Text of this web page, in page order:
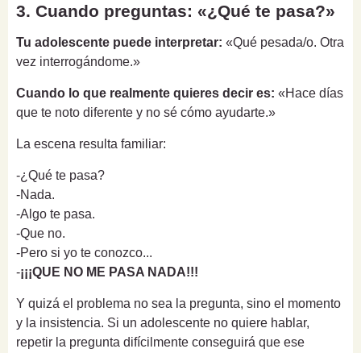
3. Cuando preguntas: «¿Qué te pasa?»
Tu adolescente puede interpretar: «Qué pesada/o. Otra
vez interrogándome.»
Cuando lo que realmente quieres decir es: «Hace días
que te noto diferente y no sé cómo ayudarte.»
La escena resulta familiar:
-¿Qué te pasa?
-Nada.
-Algo te pasa.
-Que no.
-Pero si yo te conozco...
-¡¡¡QUE NO ME PASA NADA!!!
Y quizá el problema no sea la pregunta, sino el momento
y la insistencia. Si un adolescente no quiere hablar,
repetir la pregunta difícilmente conseguirá que ese